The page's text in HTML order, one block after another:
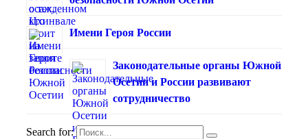
Имени Героя России
Законодательные органы Южной
Осетии и России развивают
сотрудничество
Search for: